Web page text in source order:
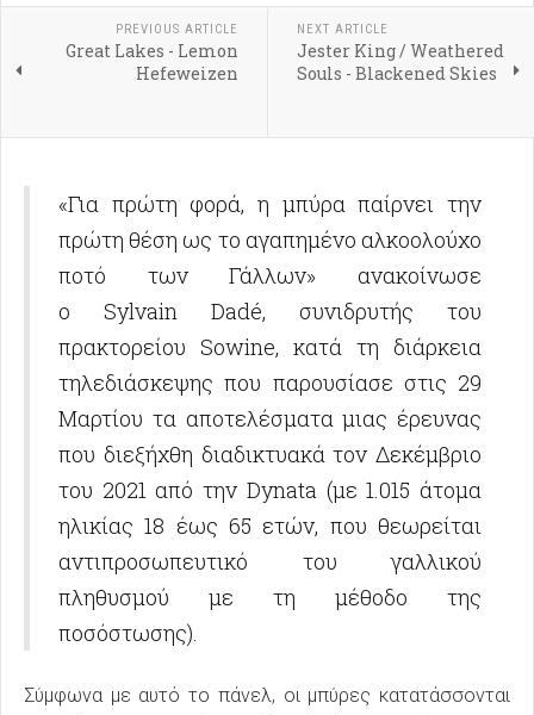
PREVIOUS ARTICLE
Great Lakes - Lemon
Hefeweizen
NEXT ARTICLE
Jester King / Weathered
Souls - Blackened Skies
«Για πρώτη φορά, η μπύρα παίρνει την
πρώτη θέση ως το αγαπημένο αλκοολούχο
ποτό των Γάλλων» ανακοίνωσε
ο Sylvain Dadé, συνιδρυτής του
πρακτορείου Sowine, κατά τη διάρκεια
τηλεδιάσκεψης που παρουσίασε στις 29
Μαρτίου τα αποτελέσματα μιας έρευνας
που διεξήχθη διαδικτυακά τον Δεκέμβριο
του 2021 από την Dynata (με 1.015 άτομα
ηλικίας 18 έως 65 ετών, που θεωρείται
αντιπροσωπευτικό του γαλλικού
πληθυσμού με τη μέθοδο της
ποσόστωσης).
Σύμφωνα με αυτό το πάνελ, οι μπύρες κατατάσσονται